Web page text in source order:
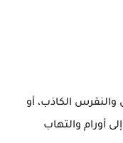
الكاذب، أو
أورام والتهاب